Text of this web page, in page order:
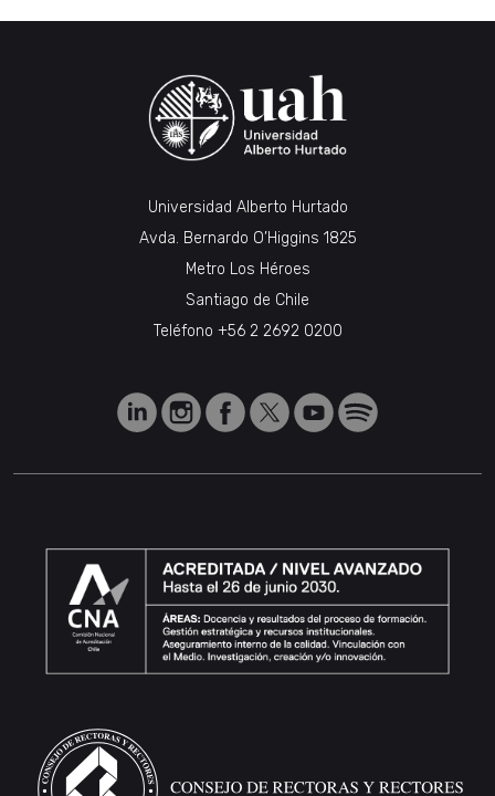
entradas
Universidad Alberto Hurtado
Avda. Bernardo O’Higgins 1825
Metro Los Héroes
Santiago de Chile
Teléfono +56 2 2692 0200